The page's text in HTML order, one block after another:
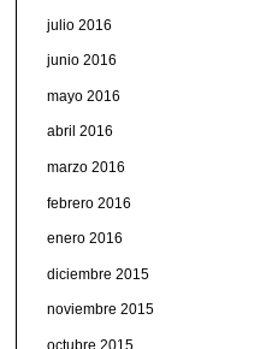
julio 2016
junio 2016
mayo 2016
abril 2016
marzo 2016
febrero 2016
enero 2016
diciembre 2015
noviembre 2015
octubre 2015